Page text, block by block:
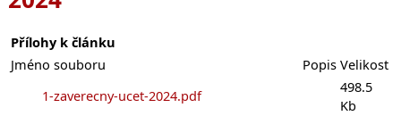
Přílohy k článku
Jméno souboru
Popis Velikost
1-zaverecny-ucet-2024.pdf
498.5
Kb